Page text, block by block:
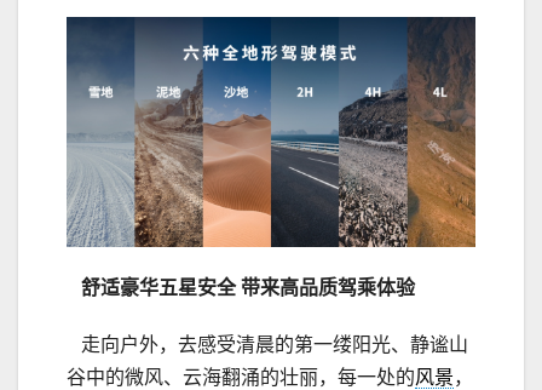
舒适豪华五星安全 带来高品质驾乘体验
走向户外，去感受清晨的第一缕阳光、静谧山
谷中的微风、云海翻涌的壮丽，每一处的风景，